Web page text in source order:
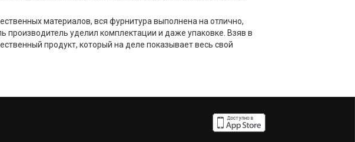
материалов, вся фурнитура выполнена на отлично,
производитель уделил комплектации и даже упаковке. Взяв в
продукт, который на деле показывает весь свой